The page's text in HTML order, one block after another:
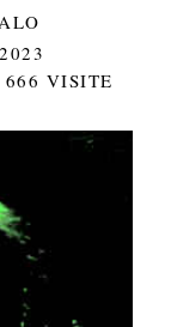
666 VISITE